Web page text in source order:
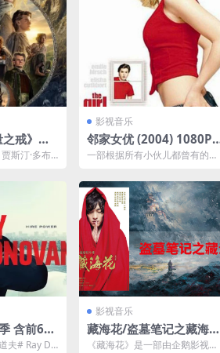
之戒》第
作奇幻阿
斯汀·多布
影视音乐
邻家女优 (2004) 1080P
外挂中英
一部根据所有小伙儿都曾有的终
我，你只要看一遍，你就永远...
含前6季
载
夫# Ray Do
影视音乐
藏海花/盗墓笔记之藏海花
2024✨更至EP23【杜比
《藏海花》是一部由企鹅影视、